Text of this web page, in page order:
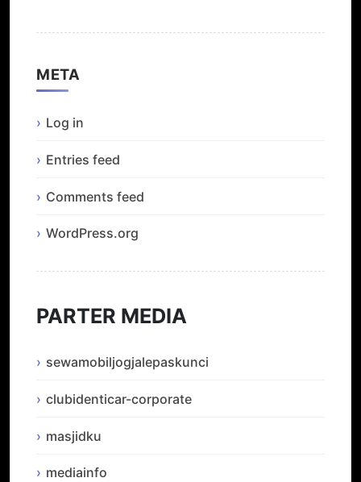
META
Log in
Entries feed
Comments feed
WordPress.org
PARTER MEDIA
sewamobiljogjalepaskunci
clubidenticar-corporate
masjidku
mediainfo